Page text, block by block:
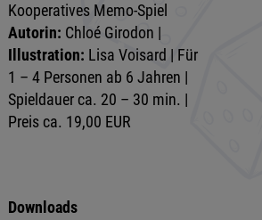
Kooperatives Memo-Spiel
Autorin: Chloé Girodon |
Illustration: Lisa Voisard | Für
1 – 4 Personen ab 6 Jahren |
Spieldauer ca. 20 – 30 min. |
Preis ca. 19,00 EUR
Downloads